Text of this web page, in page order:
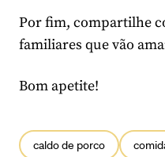
Por fim, compartilhe
familiares que vão
Bom apetite!
caldo de porco